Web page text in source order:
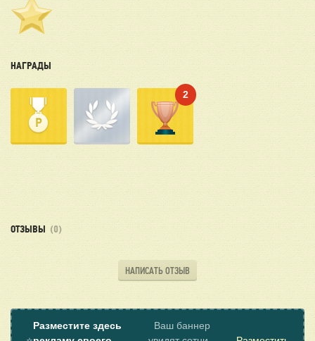
НАГРАДЫ
2
ОТЗЫВЫ (0)
НАПИСАТЬ ОТЗЫВ
Разместите здесь
Ваш баннер